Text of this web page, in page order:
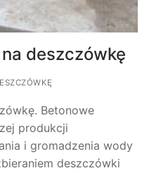
deszczówkę
Betonowe
produkcji
i gromadzenia wody
deszczówki